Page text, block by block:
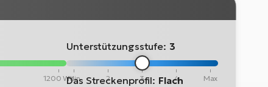
1200 Wh
Unterstützungsstufe: 3
Min 2 3 4 Max
Das Streckenprofil: Flach